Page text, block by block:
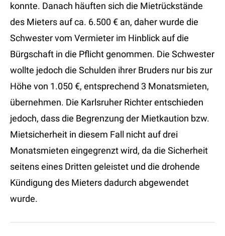
konnte. Danach häuften sich die Mietrückstände
des Mieters auf ca. 6.500 € an, daher wurde die
Schwester vom Vermieter im Hinblick auf die
Bürgschaft in die Pflicht genommen. Die Schwester
wollte jedoch die Schulden ihrer Bruders nur bis zur
Höhe von 1.050 €, entsprechend 3 Monatsmieten,
übernehmen. Die Karlsruher Richter entschieden
jedoch, dass die Begrenzung der Mietkaution bzw.
Mietsicherheit in diesem Fall nicht auf drei
Monatsmieten eingegrenzt wird, da die Sicherheit
seitens eines Dritten geleistet und die drohende
Kündigung des Mieters dadurch abgewendet
wurde.